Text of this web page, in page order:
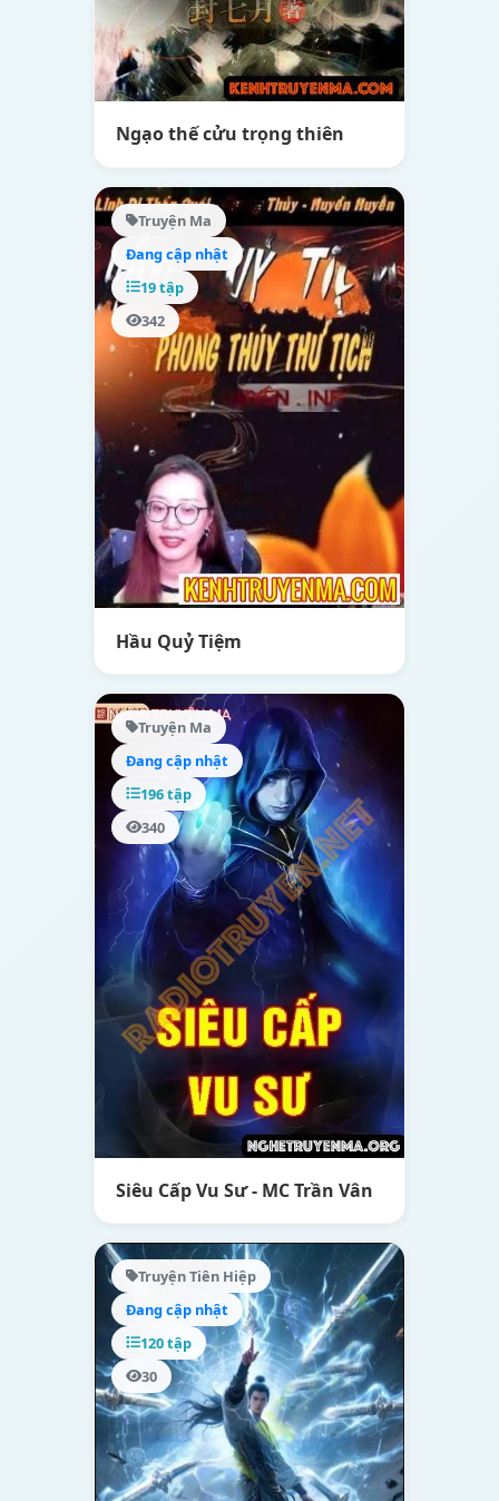
Ngạo thế cửu trọng thiên
Truyện Ma
Đang cập nhật
19 tập
342
Hầu Quỷ Tiệm
Truyện Ma
Đang cập nhật
196 tập
340
Siêu Cấp Vu Sư - MC Trần Vân
Truyện Tiên Hiệp
Đang cập nhật
120 tập
30